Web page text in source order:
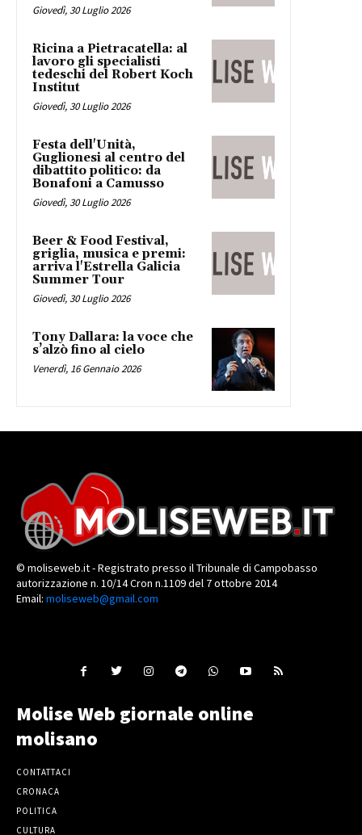
Giovedì, 30 Luglio 2026
Ricina a Pietracatella: al
lavoro gli specialisti
tedeschi del Robert Koch
Institut
Giovedì, 30 Luglio 2026
Festa dell'Unità,
Guglionesi al centro del
dibattito politico: da
Bonafoni a Camusso
Giovedì, 30 Luglio 2026
Beer & Food Festival,
griglia, musica e premi:
arriva l'Estrella Galicia
Summer Tour
Giovedì, 30 Luglio 2026
Tony Dallara: la voce che
s’alzò fino al cielo
Venerdì, 16 Gennaio 2026
© moliseweb.it - Registrato presso il Tribunale di Campobasso
autorizzazione n. 10/14 Cron n.1109 del 7 ottobre 2014
Email: moliseweb@gmail.com
Molise Web giornale online
molisano
CONTATTACI
CRONACA
POLITICA
CULTURA